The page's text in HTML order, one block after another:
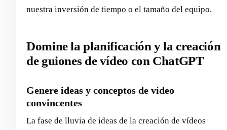
nuestra inversión de tiempo o el tamaño del equipo.
Domine la planificación y la creación
de guiones de vídeo con ChatGPT
Genere ideas y conceptos de vídeo
convincentes
La fase de lluvia de ideas de la creación de vídeos